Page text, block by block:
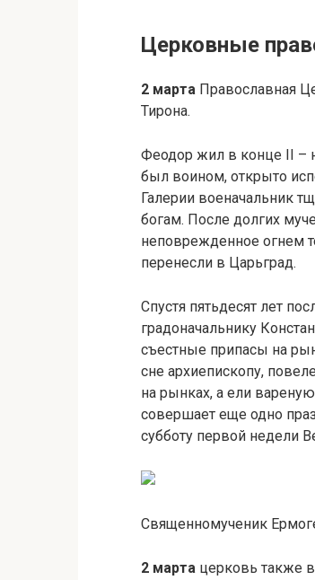
Церковные
2 марта Православная
Тирона.
Феодор жил в конце II –
был воином, открыто
Галерии военачальник
богам. После долгих
неповрежденное огнем
перенесли в Царьград.
Спустя пятьдесят лет
градоначальнику
съестные припасы на
сне архиепископу,
на рынках, а ели
совершает еще одно
субботу первой недели
Священномученик
2 марта церковь также